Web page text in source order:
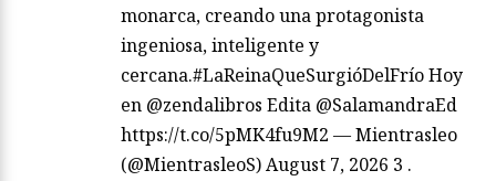
monarca, creando una protagonista
ingeniosa, inteligente y
cercana.#LaReinaQueSurgióDelFrío Hoy
en @zendalibros Edita @SalamandraEd
https://t.co/5pMK4fu9M2 — Mientrasleo
(@MientrasleoS) August 7, 2026 3 .